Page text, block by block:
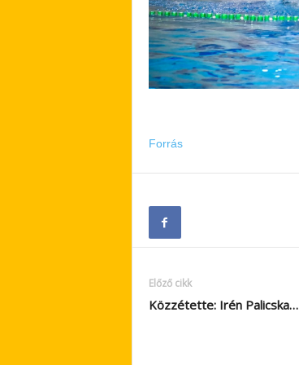
Forrás
Előző cikk
Közzétette: Irén Palicska…